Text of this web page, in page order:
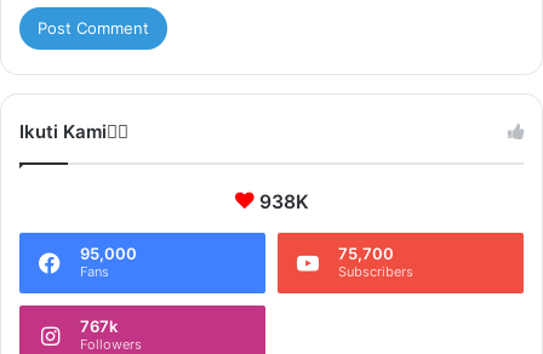
Ikuti Kami❤️‍🔥
938K
95,000
Fans
75,700
Subscribers
767k
Followers